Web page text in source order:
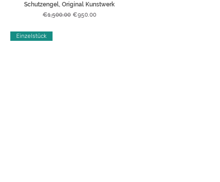
Schutzengel, Original Kunstwerk
Regular Price
€1,500.00 Sale Price
€950.00
Einzelstück